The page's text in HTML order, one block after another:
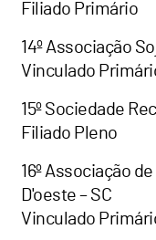
Filiado Primário
14º Associação
Vinculado
15º Sociedade
Filiado Pleno
16º Associação
D'oeste – SC
Vinculado